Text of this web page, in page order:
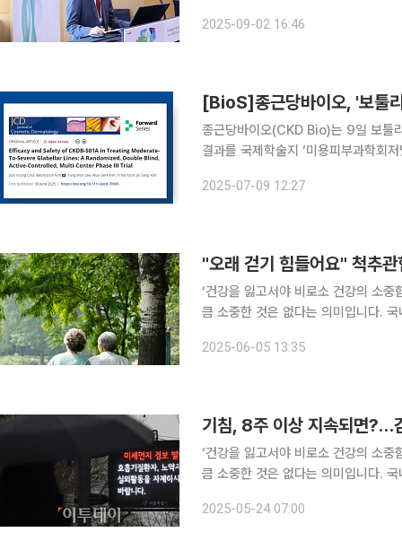
2025-09-02 16:46
[BioS]종근당바이오, '보툴
종근당바이오(CKD Bio)는 9일 보툴
결과를 국제학술지 ‘미용피부과학
개 기관에서 미간주름점수(4-point
2025-07-09 12:27
"오래 걷기 힘들어요" 척추
‘건강을 잃고서야 비로소 건강의 소
큼 소중한 것은 없다는 의미입니다.
이나 저림이 생겨 잠시 쉬었다가 다시
2025-06-05 13:35
기침, 8주 이상 지속되면?…
‘건강을 잃고서야 비로소 건강의 소
큼 소중한 것은 없다는 의미입니다.
로 장기간 기침을 호소하는 이들이 많
2025-05-24 07:00